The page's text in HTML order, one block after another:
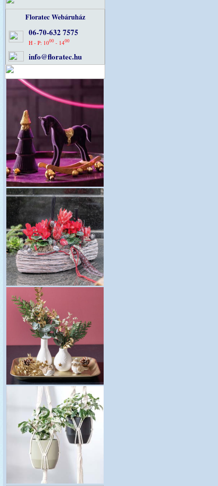
Floratec Webáruház
06-70-632 7575
H - P: 1000- 1400
info@floratec.hu